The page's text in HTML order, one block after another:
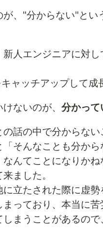
、"分からない"と
人エンジニアに対
ャッチアップして成
ないのが、 分かって
話の中で分からな
そんなことも分か
んてことになりか
ました。
立たされた際に虚
っており、本当に苦
まうことがあるの